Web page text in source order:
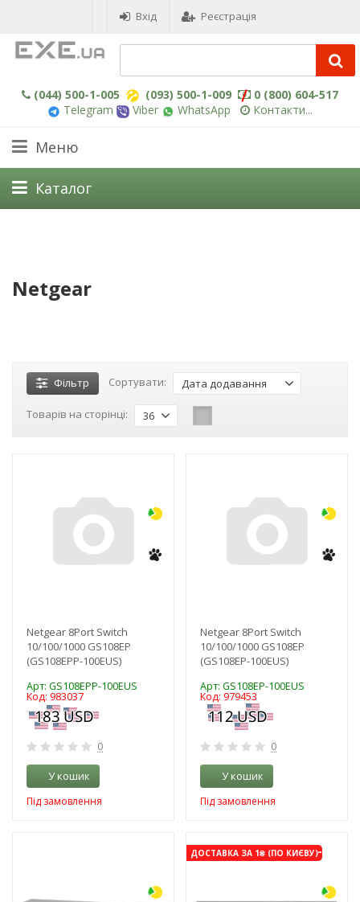
Вхід Реєстрація
(044) 500-1-005 (093) 500-1-009
0 (800) 604-517
Telegram
Viber WhatsApp Контакти...
Меню
Каталог
Netgear
Фільтр Сортувати: Дата додавання
Товарів на сторінці: 36
Netgear 8Port Switch
10/100/1000 GS108EP
(GS108EPP-100EUS)
Арт: GS108EPP-100EUS
Код: 983037
0
У кошик
Під замовлення
Netgear 8Port Switch
10/100/1000 GS108EP
(GS108EP-100EUS)
Арт: GS108EP-100EUS
Код: 979453
0
У кошик
Під замовлення
ДОСТАВКА ЗА 1₴ (ПО КИЄВУ)-3%